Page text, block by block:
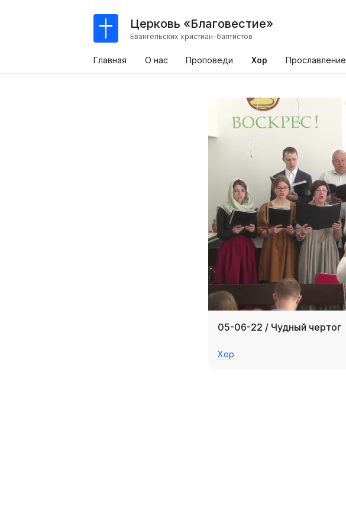
Церковь «Благовестие»
Евангельских христиан-баптистов
Главная О нас Проповеди Хор Прославление
05-06-22 / Чудный чертог
Хор